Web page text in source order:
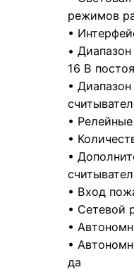
режимов
•
•
16 В
•
•
•
•
• Вход
• Сетевой
•
•
да